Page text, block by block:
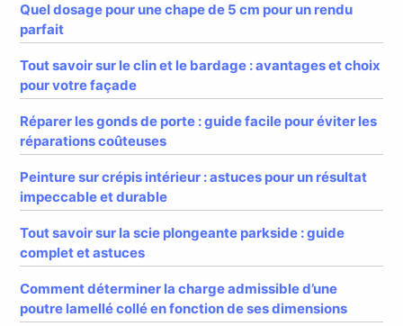
Quel dosage pour une chape de 5 cm pour un rendu
parfait
Tout savoir sur le clin et le bardage : avantages et choix
pour votre façade
Réparer les gonds de porte : guide facile pour éviter les
réparations coûteuses
Peinture sur crépis intérieur : astuces pour un résultat
impeccable et durable
Tout savoir sur la scie plongeante parkside : guide
complet et astuces
Comment déterminer la charge admissible d’une
poutre lamellé collé en fonction de ses dimensions